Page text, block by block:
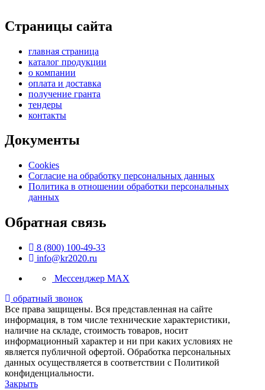
Страницы сайта
главная страница
каталог продукции
о компании
оплата и доставка
получение гранта
тендеры
контакты
Документы
Cookies
Согласие на обработку персональных данных
Политика в отношении обработки персональных
данных
Обратная связь
8 (800) 100-49-33
info@kr2020.ru
Мессенджер MAX
обратный звонок
Все права защищены. Вся представленная на сайте
информация, в том числе технические характеристики,
наличие на складе, стоимость товаров, носит
информационный характер и ни при каких условиях не
является публичной офертой. Обработка персональных
данных осуществляется в соответствии с Политикой
конфиденциальности.
Закрыть